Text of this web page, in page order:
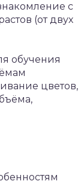
с
(от двух
обучения
цветов,